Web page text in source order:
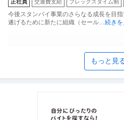
正社員 交通費支給 フレックスタイム制
今後スタンバイ事業のさらなる成長を目
遂げるために新たに組織（セール…続きを
経営企画・経営戦略 ／ 経営コンサ
ー室／中堅企業向け総合経営コンサ
【職種】経営＞経営企画・経営戦略 【業
ィング ※会員属性などに応じ…続きを見る
もっと見